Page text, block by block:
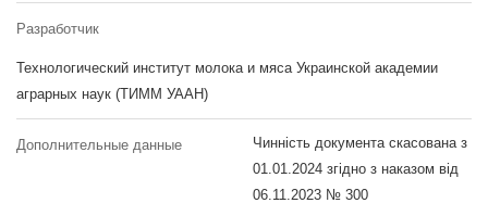
Разработчик
Технологический институт молока и мяса Украинской академии
аграрных наук (ТИММ УААН)
Дополнительные данные
Чинність документа скасована з
01.01.2024 згідно з наказом від
06.11.2023 № 300